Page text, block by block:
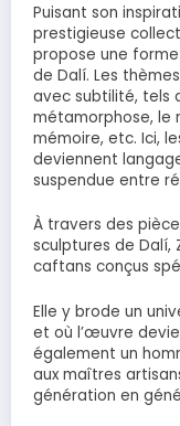
Puisant son
prestigieuse
propose une
de Dalí. Les
avec subtilité, tels
métamorphose, le
mémoire, etc. Ici,
deviennent
suspendue entre
À travers des
sculptures de Dalí,
caftans conçus
Elle y brode un
et où l’œuvre
également un
aux maîtres
génération en